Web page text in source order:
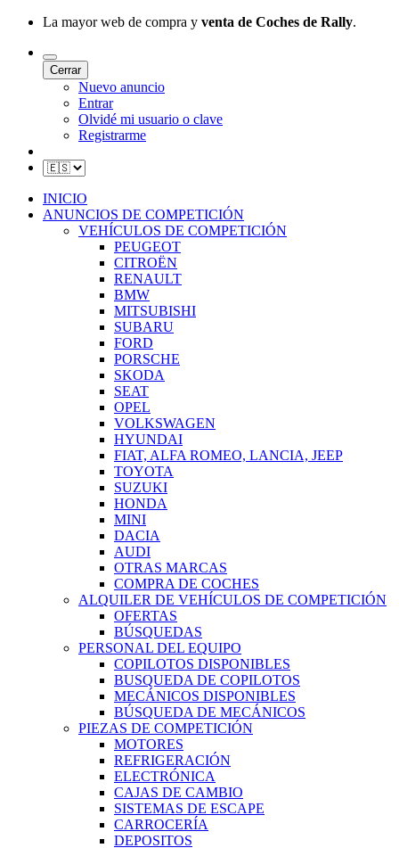
La mayor web de compra y venta de Coches de Rally.
Cerrar
Nuevo anuncio
Entrar
Olvidé mi usuario o clave
Registrarme
INICIO
ANUNCIOS DE COMPETICIÓN
VEHÍCULOS DE COMPETICIÓN
PEUGEOT
CITROËN
RENAULT
BMW
MITSUBISHI
SUBARU
FORD
PORSCHE
SKODA
SEAT
OPEL
VOLKSWAGEN
HYUNDAI
FIAT, ALFA ROMEO, LANCIA, JEEP
TOYOTA
SUZUKI
HONDA
MINI
DACIA
AUDI
OTRAS MARCAS
COMPRA DE COCHES
ALQUILER DE VEHÍCULOS DE COMPETICIÓN
OFERTAS
BÚSQUEDAS
PERSONAL DEL EQUIPO
COPILOTOS DISPONIBLES
BUSQUEDA DE COPILOTOS
MECÁNICOS DISPONIBLES
BÚSQUEDA DE MECÁNICOS
PIEZAS DE COMPETICIÓN
MOTORES
REFRIGERACIÓN
ELECTRÓNICA
CAJAS DE CAMBIO
SISTEMAS DE ESCAPE
CARROCERÍA
DEPOSITOS